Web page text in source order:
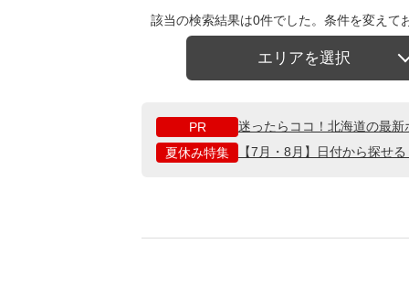
該当の検索結果は0件でした。条件を変えて
エリアを選択
PR
迷ったらココ！北海道の最
夏休み特集
【7月・8月】日付から探せ